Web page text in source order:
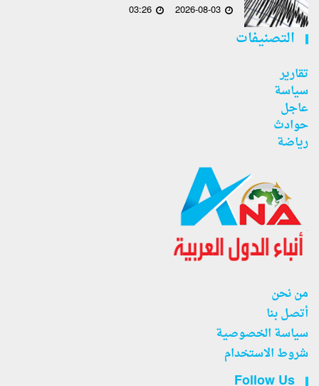
2026-08-03
03:26
التصنيفات
تقارير
سياسة
عاجل
حوادث
رياضة
من نحن
أتصل بنا
سياسة الخصوصية
شروط الاستخدام